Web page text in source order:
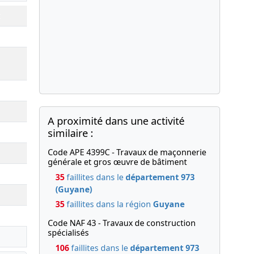
A proximité dans une activité
similaire :
Code APE 4399C - Travaux de maçonnerie
générale et gros œuvre de bâtiment
35faillites dans ledépartement 973
(Guyane)
35faillites dans la région Guyane
Code NAF 43 - Travaux de construction
spécialisés
106faillites dans ledépartement 973